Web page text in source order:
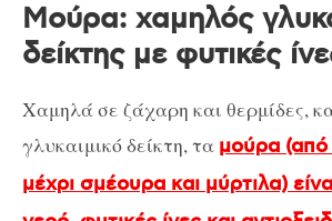
Μούρα: χαμηλός
δείκτης με φυτικές
Χαμηλά σε ζάχαρη και θερμίδες,
γλυκαιμικό δείκτη, τα μούρα
μέχρι σμέουρα και μύρτιλα)